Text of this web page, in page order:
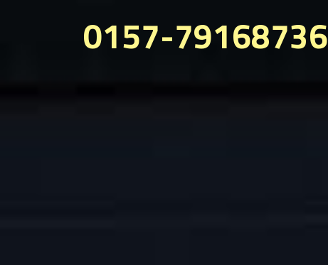
0157-79168736